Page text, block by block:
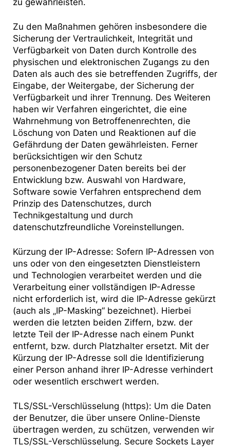
zu gewährleisten.
Zu den Maßnahmen gehören insbesondere die
Sicherung der Vertraulichkeit, Integrität und
Verfügbarkeit von Daten durch Kontrolle des
physischen und elektronischen Zugangs zu den
Daten als auch des sie betreffenden Zugriffs, der
Eingabe, der Weitergabe, der Sicherung der
Verfügbarkeit und ihrer Trennung. Des Weiteren
haben wir Verfahren eingerichtet, die eine
Wahrnehmung von Betroffenenrechten, die
Löschung von Daten und Reaktionen auf die
Gefährdung der Daten gewährleisten. Ferner
berücksichtigen wir den Schutz
personenbezogener Daten bereits bei der
Entwicklung bzw. Auswahl von Hardware,
Software sowie Verfahren entsprechend dem
Prinzip des Datenschutzes, durch
Technikgestaltung und durch
datenschutzfreundliche Voreinstellungen.
Kürzung der IP-Adresse: Sofern IP-Adressen von
uns oder von den eingesetzten Dienstleistern
und Technologien verarbeitet werden und die
Verarbeitung einer vollständigen IP-Adresse
nicht erforderlich ist, wird die IP-Adresse gekürzt
(auch als „IP-Masking“ bezeichnet). Hierbei
werden die letzten beiden Ziffern, bzw. der
letzte Teil der IP-Adresse nach einem Punkt
entfernt, bzw. durch Platzhalter ersetzt. Mit der
Kürzung der IP-Adresse soll die Identifizierung
einer Person anhand ihrer IP-Adresse verhindert
oder wesentlich erschwert werden.
TLS/SSL-Verschlüsselung (https): Um die Daten
der Benutzer, die über unsere Online-Dienste
übertragen werden, zu schützen, verwenden wir
TLS/SSL-Verschlüsselung. Secure Sockets Layer